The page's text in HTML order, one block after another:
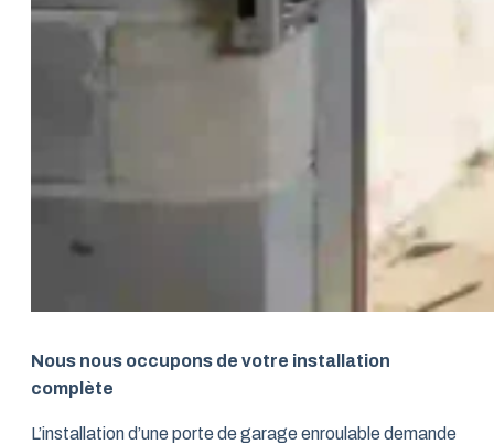
Nous nous occupons de votre installation
complète
L’installation d’une porte de garage enroulable demande